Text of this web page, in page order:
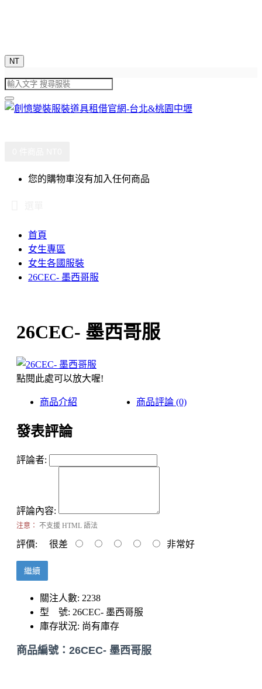
NT
您的購物車沒有加入任何商品
首頁
女生專區
女生各國服裝
26CEC- 墨西哥服
26CEC- 墨西哥服
點閱此處可以放大喔!
商品介紹 商品評論 (0)
發表評論
評論者:
評論內容:
注意： 不支援 HTML 語法
評價: 很差 非常好
繼續
關注人數: 2238
型 號: 26CEC- 墨西哥服
庫存狀況: 尚有庫存
商品編號： 26CEC- 墨西哥服